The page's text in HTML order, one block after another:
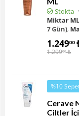
Stokta
Miktar
7 Gün),
1.24900
1.29900 ₺
%10
Cerave
Ciltler